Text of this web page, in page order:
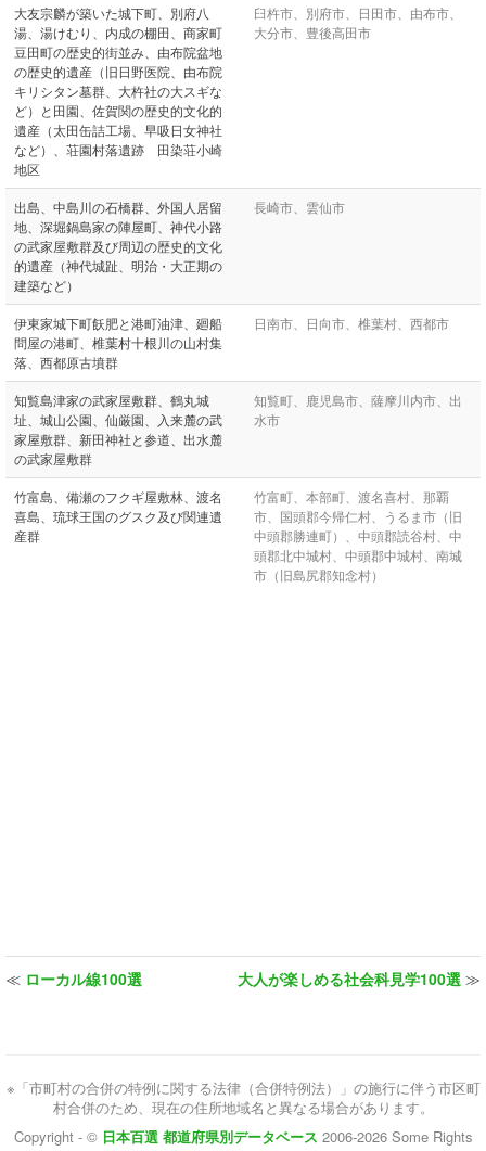
大友宗麟が築いた城下町、別府八
湯、湯けむり、内成の棚田、商家町
豆田町の歴史的街並み、由布院盆地
の歴史的遺産（旧日野医院、由布院
キリシタン墓群、大杵社の大スギな
ど）と田園、佐賀関の歴史的文化的
遺産（太田缶詰工場、早吸日女神社
など）、荘園村落遺跡 田染荘小崎
地区
臼杵市、別府市、日田市、由布市、
大分市、豊後高田市
出島、中島川の石橋群、外国人居留
地、深堀鍋島家の陣屋町、神代小路
の武家屋敷群及び周辺の歴史的文化
的遺産（神代城趾、明治・大正期の
建築など）
長崎市、雲仙市
伊東家城下町飫肥と港町油津、廻船
問屋の港町、椎葉村十根川の山村集
落、西都原古墳群
日南市、日向市、椎葉村、西都市
知覧島津家の武家屋敷群、鶴丸城
址、城山公園、仙厳園、入来麓の武
家屋敷群、新田神社と参道、出水麓
の武家屋敷群
知覧町、鹿児島市、薩摩川内市、出
水市
竹富島、備瀬のフクギ屋敷林、渡名
喜島、琉球王国のグスク及び関連遺
産群
竹富町、本部町、渡名喜村、那覇
市、国頭郡今帰仁村、うるま市（旧
中頭郡勝連町）、中頭郡読谷村、中
頭郡北中城村、中頭郡中城村、南城
市（旧島尻郡知念村）
≪ ローカル線100選 大人が楽しめる社会科見学100選 ≫
※「市町村の合併の特例に関する法律（合併特例法）」の施行に伴う市区町
村合併のため、現在の住所地域名と異なる場合があります。
Copyright - © 日本百選 都道府県別データベース 2006-2026 Some Rights